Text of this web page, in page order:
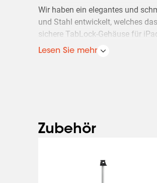
Wir haben ein elegantes und
und Stahl entwickelt, welches
sichere TabLock-Gehäuse für
Befestigungslöchern (100 x 100
Lesen Sie mehr
Zubehör